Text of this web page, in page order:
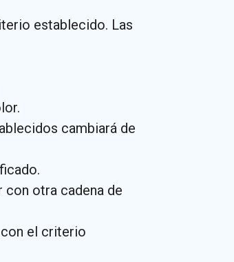
establecido. Las
cambiará de
otra cadena de
el criterio